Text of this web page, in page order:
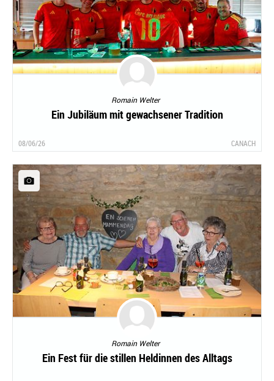
Romain Welter
Ein Jubiläum mit gewachsener Tradition
08/06/26 CANACH
Romain Welter
Ein Fest für die stillen Heldinnen des Alltags